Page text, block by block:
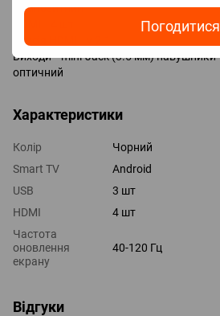
Погодитися
композитний
Версія HDMI v 2.1
Виходи mini-Jack (3.5 мм) навушники
оптичний
Характеристики
Колір
Чорний
Smart TV
Android
USB
3 шт
HDMI
4 шт
Частота
оновлення
екрану
40-120 Гц
Відгуки